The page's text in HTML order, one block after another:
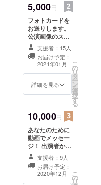
メールアドレス
を必ずご登録く
ださい。
5,000円
フォトカードを
お送りします。
公演画像のスペ
シャルフォト
カードを郵送に
てお送りいたし
ます。
支援者：15人
お届け予定：
2021年01月
詳細を見る
こ
の
リ
タ
ー
ン
を
選
択
す
る
10,000円
あなたのために
動画でメッセー
ジ！ 出演者から
ご支援頂いたあ
なたにサンクス
メッセージ動画
をお送りしま
支援者：9人
お届け予定：
2020年12月
こ
の
リ